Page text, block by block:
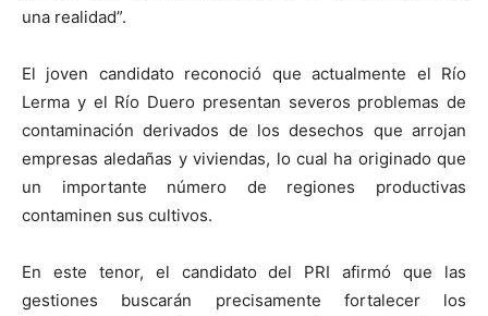
una realidad”.
El joven candidato reconoció que actualmente el Río
Lerma y el Río Duero presentan severos problemas de
contaminación derivados de los desechos que arrojan
empresas aledañas y viviendas, lo cual ha originado que
un importante número de regiones productivas
contaminen sus cultivos.
En este tenor, el candidato del PRI afirmó que las
gestiones buscarán precisamente fortalecer los